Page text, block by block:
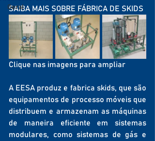
Geral
SAIBA MAIS SOBRE FÁBRICA DE SKIDS
Clique nas imagens para ampliar
A EESA produz e fabrica skids, que são
equipamentos de processo móveis que
distribuem e armazenam as máquinas
de maneira eficiente em sistemas
modulares, como sistemas de gás e